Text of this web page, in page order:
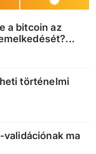
a bitcoin az
történelmi
ma